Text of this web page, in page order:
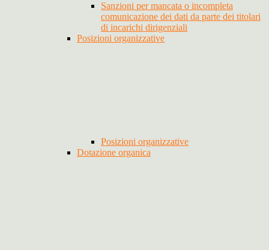
Sanzioni per mancata o incompleta
comunicazione dei dati da parte dei titolari
di incarichi dirigenziali
Posizioni organizzative
Posizioni organizzative
Dotazione organica